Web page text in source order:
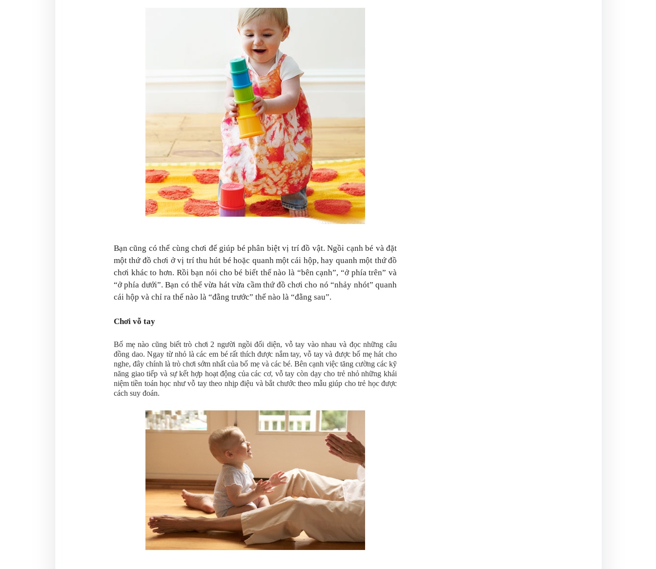
Bạn cũng có thể cùng chơi để giúp bé phân biệt vị trí đồ vật. Ngồi cạnh bé và đặt
một thứ đồ chơi ở vị trí thu hút bé hoặc quanh một cái hộp, hay quanh một thứ đồ
chơi khác to hơn. Rồi bạn nói cho bé biết thế nào là “bên cạnh”, “ở phía trên” và
“ở phía dưới”. Bạn có thể vừa hát vừa cầm thứ đồ chơi cho nó “nhảy nhót” quanh
cái hộp và chỉ ra thế nào là “đằng trước” thế nào là “đằng sau”.
Chơi vỗ tay
Bố mẹ nào cũng biết trò chơi 2 người ngồi đối diện, vỗ tay vào nhau và đọc những câu
đồng dao. Ngay từ nhỏ là các em bé rất thích được nắm tay, vỗ tay và được bố mẹ hát cho
nghe, đây chính là trò chơi sớm nhất của bố mẹ và các bé. Bên cạnh việc tăng cường các kỹ
năng giao tiếp và sự kết hợp hoạt động của các cơ, vỗ tay còn dạy cho trẻ nhỏ những khái
niệm tiền toán học như vỗ tay theo nhịp điệu và bắt chước theo mẫu giúp cho trẻ học được
cách suy đoán.